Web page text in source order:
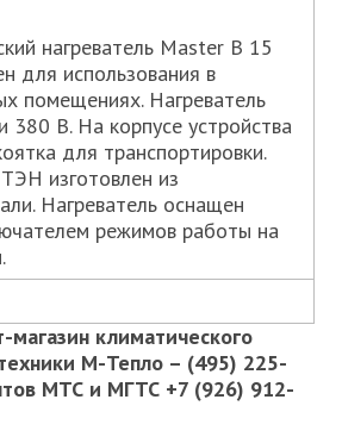
нагреватель Master B 15
для использования в
помещениях. Нагреватель
380 В. На корпусе устройства
для транспортировки.
изготовлен из
Нагреватель оснащен
режимов работы на
магазин климатического
М-Тепло – (495) 225-
МТС и МГТС +7 (926) 912-